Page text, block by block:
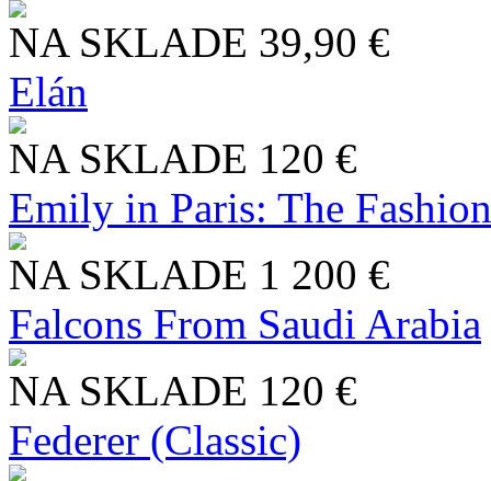
NA SKLADE 39,90 €
Elán
NA SKLADE 120 €
Emily in Paris: The
NA SKLADE 1 200 €
Falcons From Saudi Arabia
NA SKLADE 120 €
Federer (Classic)